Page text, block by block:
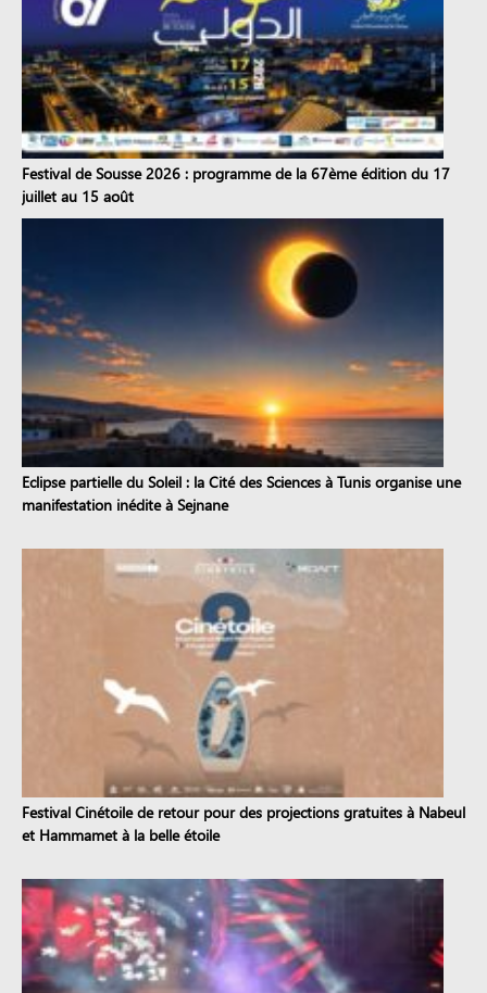
Festival de Sousse 2026 : programme de la 67ème édition du 17
juillet au 15 août
Eclipse partielle du Soleil : la Cité des Sciences à Tunis organise une
manifestation inédite à Sejnane
Festival Cinétoile de retour pour des projections gratuites à Nabeul
et Hammamet à la belle étoile